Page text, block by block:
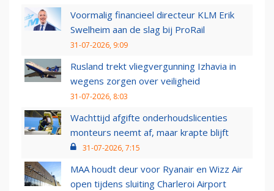
Voormalig financieel directeur KLM Erik
Swelheim aan de slag bij ProRail
31-07-2026, 9:09
Rusland trekt vliegvergunning Izhavia in
wegens zorgen over veiligheid
31-07-2026, 8:03
Wachttijd afgifte onderhoudslicenties
monteurs neemt af, maar krapte blijft
31-07-2026, 7:15
MAA houdt deur voor Ryanair en Wizz Air
open tijdens sluiting Charleroi Airport